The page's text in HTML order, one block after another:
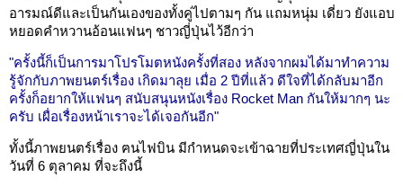
อารมณ์ดีและเป็นกันเองของทั้งคู่ไปตามๆ กัน แถมหนุ่ม เดี่ยว ยังแอบ
หยอดคำหวานอ้อนแฟนๆ ชาวญี่ปุ่นไว้อีกว่า
"ครั้งนี้ก็เป็นการมาโปรโมตหนังครั้งที่สอง หลังจากผมได้มาทำความ
รู้จักกับภาพยนตร์เรื่อง เกิดมาลุย เมื่อ 2 ปีที่แล้ว ดีใจที่ได้กลับมาอีก
ครั้งก็อยากให้แฟนๆ สนับสนุนหนังเรื่อง Rocket Man กันให้มากๆ นะ
ครับ เผื่อเรื่องหน้าเราจะได้เจอกันอีก"
ทั้งนี้ภาพยนตร์เรื่อง ฅนไฟบิน มีกำหนดจะเข้าฉายที่ประเทศญี่ปุ่นใน
วันที่ 6 ตุลาคม ที่จะถึงนี้